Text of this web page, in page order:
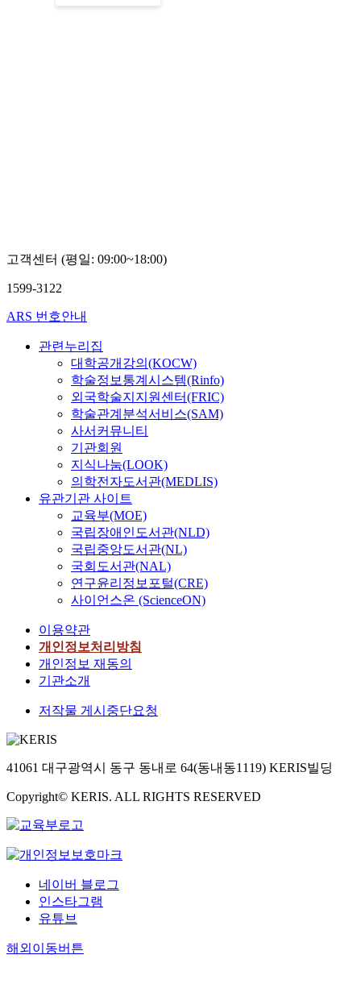
고객센터 (평일: 09:00~18:00)
1599-3122
ARS 번호안내
관련누리집
대학공개강의(KOCW)
학술정보통계시스템(Rinfo)
외국학술지지원센터(FRIC)
학술관계분석서비스(SAM)
사서커뮤니티
기관회원
지식나눔(LOOK)
의학전자도서관(MEDLIS)
유관기관 사이트
교육부(MOE)
국립장애인도서관(NLD)
국립중앙도서관(NL)
국회도서관(NAL)
연구윤리정보포털(CRE)
사이언스온 (ScienceON)
이용약관
개인정보처리방침
개인정보 재동의
기관소개
저작물 게시중단요청
41061 대구광역시 동구 동내로 64(동내동1119) KERIS빌딩
Copyright© KERIS. ALL RIGHTS RESERVED
네이버 블로그
인스타그램
유튜브
해외이동버튼